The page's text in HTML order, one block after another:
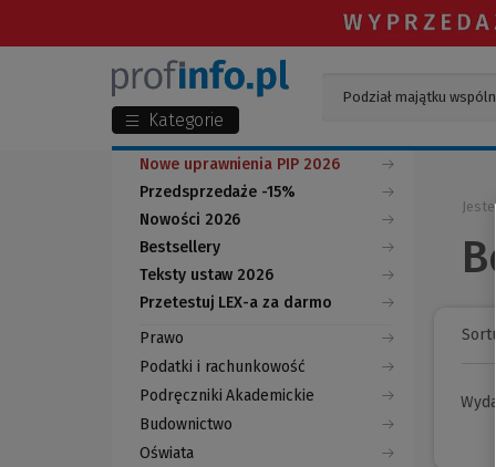
Kategorie
Nowe uprawnienia PIP 2026
Przedsprzedaże -15%
Nowości 2026
Bestsellery
Teksty ustaw 2026
Przetestuj LEX-a za darmo
(Nowe
okno)
(Link
do
innej
strony)
Prawo
Podatki i rachunkowość
Podręczniki Akademickie
Budownictwo
Oświata